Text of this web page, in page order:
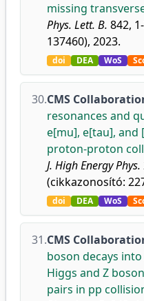
missing
Phys. Lett. B. 842,
137460), 2023.
doi DEA WoS
30.CMS
resonances and
e[mu], e[tau], and
proton-proton
J. High Energy Phys.
(cikkazonosító:
doi DEA WoS
31.CMS
boson decays
Higgs and Z
pairs in pp